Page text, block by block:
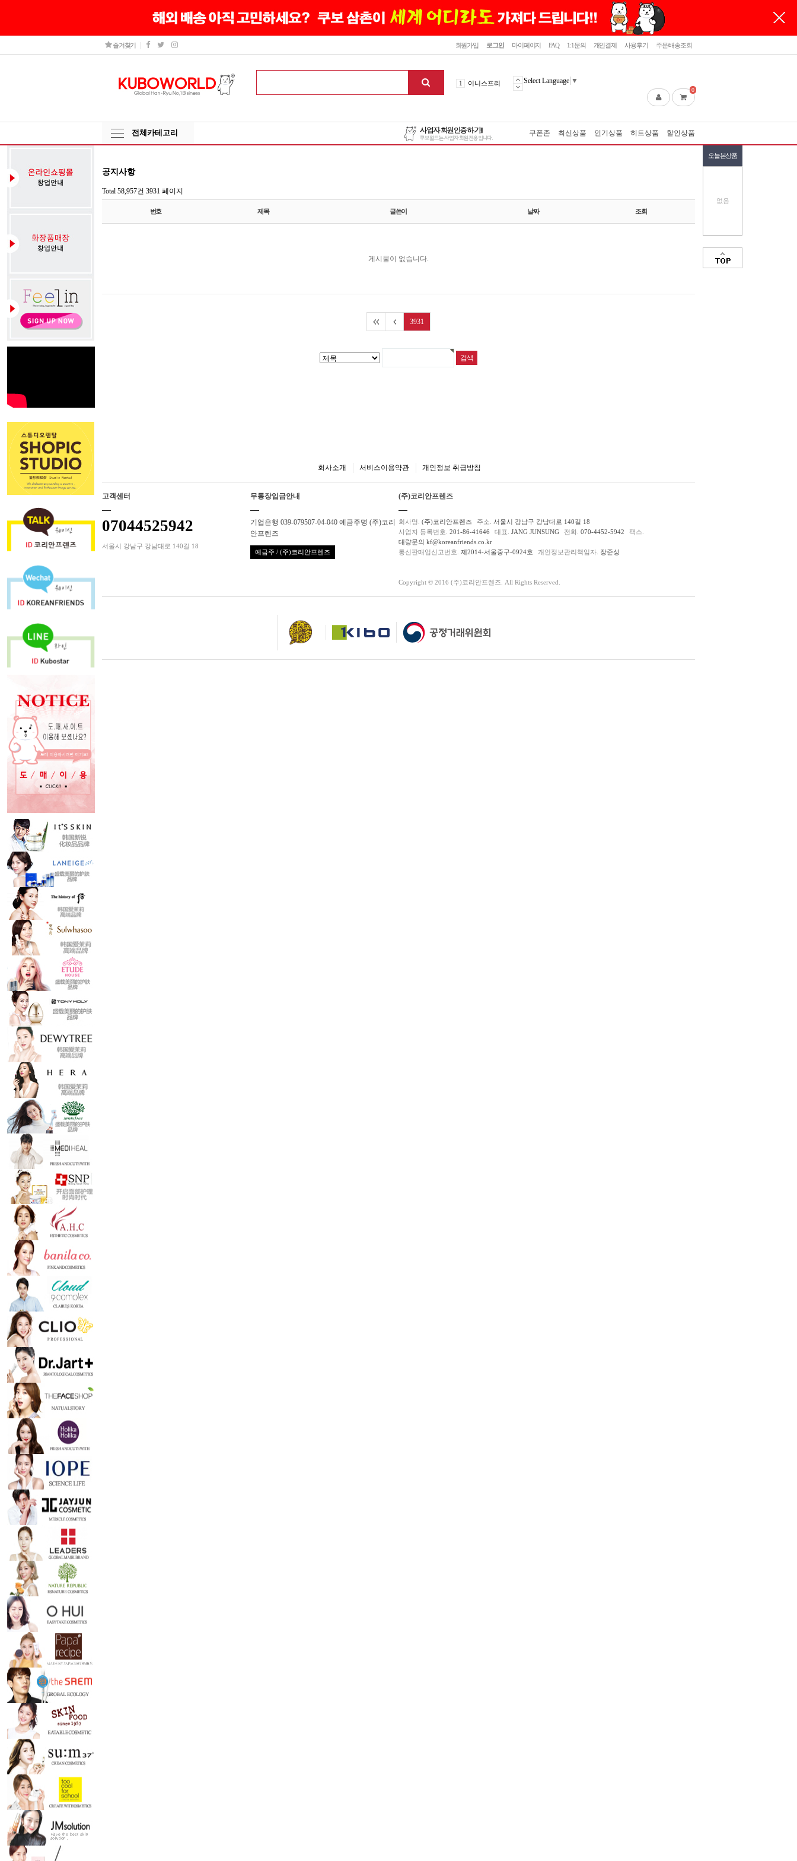
닫기
회원가입 로그인 마이페이지 FAQ 1:1문의 개인결제 사용후기 주문/배송조회
즐겨찾기
1
4 메디힐
5 라네즈
1 이니스프리
Select Language ▼
0
전체카테고리 쿠폰존 최신상품 인기상품 히트상품 할인상품
오늘본상품
없음
맨위로
공지사항
Total 58,957건 3931 페이지
번호 제목 글쓴이 날짜 조회
게시물이 없습니다.
3931
회사소개 서비스이용약관 개인정보 취급방침
고객센터
07044525942
서울시 강남구 강남대로 140길 18
무통장입금안내
기업은행 039-079507-04-040 예금주명 (주)코리
안프렌즈
예금주 / (주)코리안프렌즈
(주)코리안프렌즈
회사명. (주)코리안프렌즈 주소. 서울시 강남구 강남대로 140길 18
사업자 등록번호. 201-86-41646 대표. JANG JUNSUNG 전화. 070-4452-5942
팩스.
대량문의 kf@koreanfriends.co.kr
통신판매업신고번호. 제2014-서울중구-0924호 개인정보관리책임자. 장준성
Copyright © 2016 (주)코리안프렌즈. All Rights Reserved.